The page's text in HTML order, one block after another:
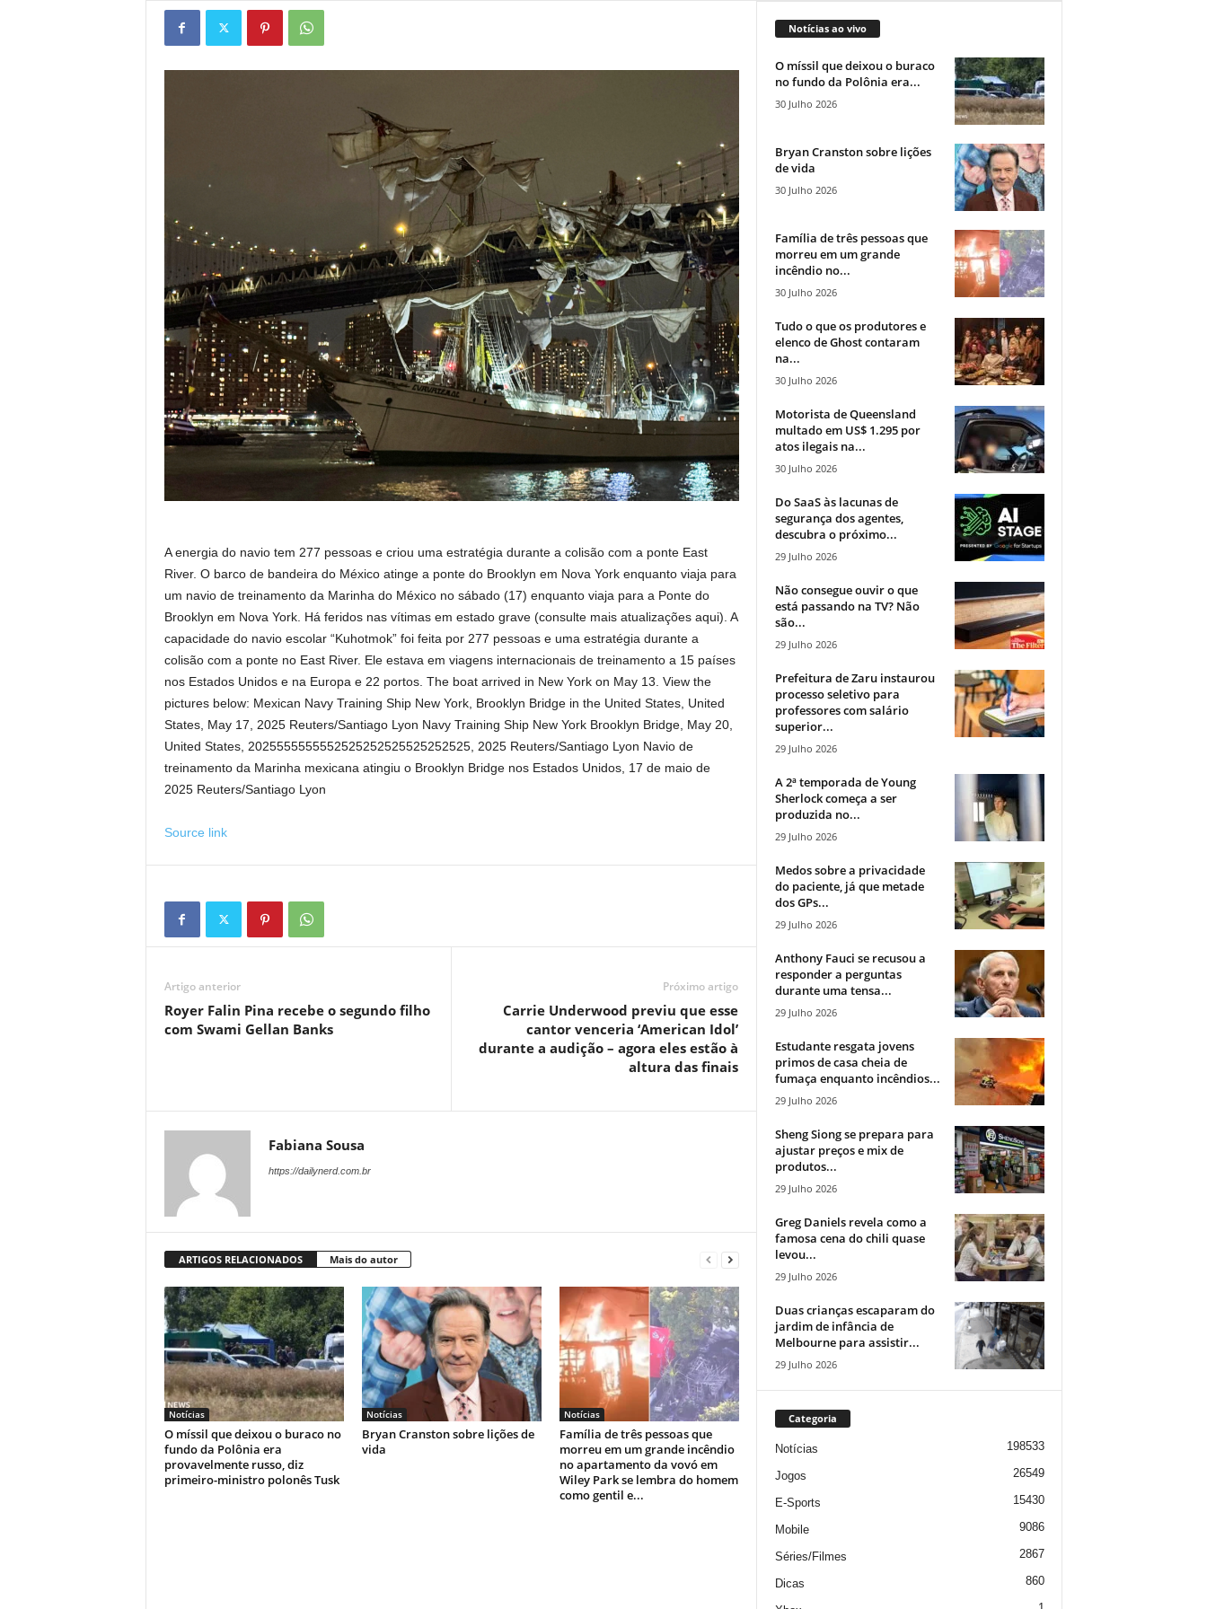
A energia do navio tem 277 pessoas e criou uma estratégia durante a colisão com a ponte East
River. O barco de bandeira do México atinge a ponte do Brooklyn em Nova York enquanto viaja para
um navio de treinamento da Marinha do México no sábado (17) enquanto viaja para a Ponte do
Brooklyn em Nova York. Há feridos nas vítimas em estado grave (consulte mais atualizações aqui). A
capacidade do navio escolar “Kuhotmok” foi feita por 277 pessoas e uma estratégia durante a
colisão com a ponte no East River. Ele estava em viagens internacionais de treinamento a 15 países
nos Estados Unidos e na Europa e 22 portos. The boat arrived in New York on May 13. View the
pictures below: Mexican Navy Training Ship New York, Brooklyn Bridge in the United States, United
States, May 17, 2025 Reuters/Santiago Lyon Navy Training Ship New York Brooklyn Bridge, May 20,
United States, 2025555555552525252525525252525, 2025 Reuters/Santiago Lyon Navio de
treinamento da Marinha mexicana atingiu o Brooklyn Bridge nos Estados Unidos, 17 de maio de
2025 Reuters/Santiago Lyon
Source link
Artigo anterior
Royer Falin Pina recebe o segundo filho
com Swami Gellan Banks
Próximo artigo
Carrie Underwood previu que esse
cantor venceria ‘American Idol’
durante a audição – agora eles estão à
altura das finais
Fabiana Sousa
https://dailynerd.com.br
ARTIGOS RELACIONADOS Mais do autor
Notícias
O míssil que deixou o buraco no
fundo da Polônia era
provavelmente russo, diz
primeiro-ministro polonês Tusk
Notícias
Bryan Cranston sobre lições de
vida
Notícias
Família de três pessoas que
morreu em um grande incêndio
no apartamento da vovó em
Wiley Park se lembra do homem
como gentil e...
Notícias ao vivo
O míssil que deixou o buraco
no fundo da Polônia era...
30 Julho 2026
Bryan Cranston sobre lições
de vida
30 Julho 2026
Família de três pessoas que
morreu em um grande
incêndio no...
30 Julho 2026
Tudo o que os produtores e
elenco de Ghost contaram
na...
30 Julho 2026
Motorista de Queensland
multado em US$ 1.295 por
atos ilegais na...
30 Julho 2026
Do SaaS às lacunas de
segurança dos agentes,
descubra o próximo...
29 Julho 2026
Não consegue ouvir o que
está passando na TV? Não
são...
29 Julho 2026
Prefeitura de Zaru instaurou
processo seletivo para
professores com salário
superior...
29 Julho 2026
A 2ª temporada de Young
Sherlock começa a ser
produzida no...
29 Julho 2026
Medos sobre a privacidade
do paciente, já que metade
dos GPs...
29 Julho 2026
Anthony Fauci se recusou a
responder a perguntas
durante uma tensa...
29 Julho 2026
Estudante resgata jovens
primos de casa cheia de
fumaça enquanto incêndios...
29 Julho 2026
Sheng Siong se prepara para
ajustar preços e mix de
produtos...
29 Julho 2026
Greg Daniels revela como a
famosa cena do chili quase
levou...
29 Julho 2026
Duas crianças escaparam do
jardim de infância de
Melbourne para assistir...
29 Julho 2026
Categoria
Notícias 198533
Jogos 26549
E-Sports 15430
Mobile 9086
Séries/Filmes 2867
Dicas 860